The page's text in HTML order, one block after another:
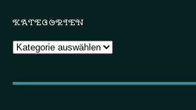
KATEGORIEN